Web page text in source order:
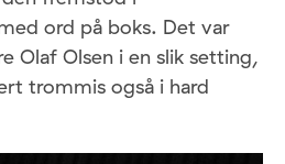
ord på boks. Det var
Olaf Olsen i en slik setting,
trommis også i hard